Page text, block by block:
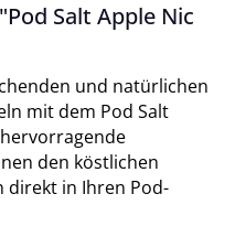
Salt Apple Nic
und natürlichen
mit dem Pod Salt
den köstlichen
direkt in Ihren Pod-